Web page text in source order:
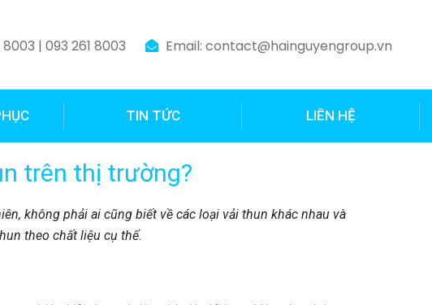
| 093 261 8003 Email: contact@hainguyengroup.vn
TIN TỨC LIÊN HỆ
trên thị trường?
không phải ai cũng biết về các loại vải thun khác nhau và
theo chất liệu cụ thể.